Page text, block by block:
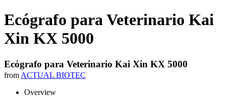
Ecógrafo para Veterinario Kai
Xin KX 5000
Ecógrafo para Veterinario Kai Xin KX 5000
from ACTUAL BIOTEC
Overview